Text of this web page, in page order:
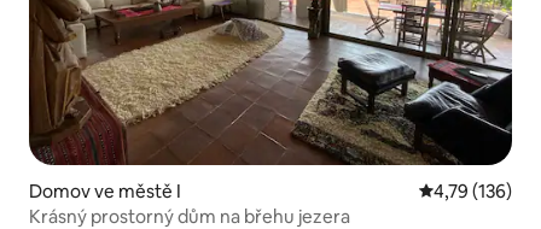
Domov ve městě I Průměrné
4,79 (136)
Krásný prostorný dům na břehu jezera